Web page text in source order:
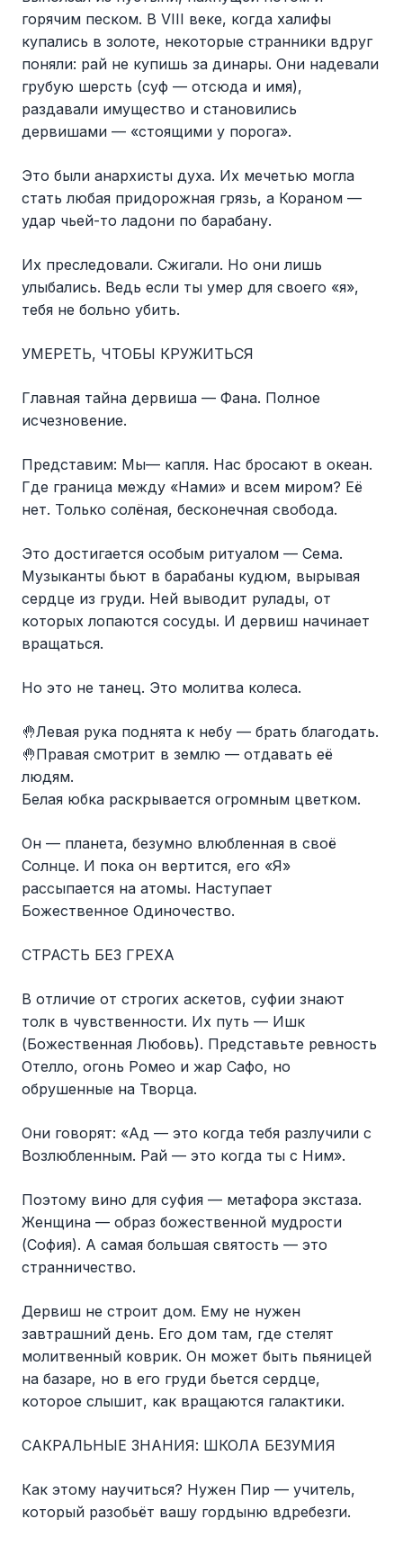
горячим песком. В VIII веке, когда халифы
купались в золоте, некоторые странники вдруг
поняли: рай не купишь за динары. Они надевали
грубую шерсть (суф — отсюда и имя),
раздавали имущество и становились
дервишами — «стоящими у порога».
Это были анархисты духа. Их мечетью могла
стать любая придорожная грязь, а Кораном —
удар чьей-то ладони по барабану.
Их преследовали. Сжигали. Но они лишь
улыбались. Ведь если ты умер для своего «я»,
тебя не больно убить.
УМЕРЕТЬ, ЧТОБЫ КРУЖИТЬСЯ
Главная тайна дервиша — Фана. Полное
исчезновение.
Представим: Мы— капля. Нас бросают в океан.
Где граница между «Нами» и всем миром? Её
нет. Только солёная, бесконечная свобода.
Это достигается особым ритуалом — Сема.
Музыканты бьют в барабаны кудюм, вырывая
сердце из груди. Ней выводит рулады, от
которых лопаются сосуды. И дервиш начинает
вращаться.
Но это не танец. Это молитва колеса.
🤚Левая рука поднята к небу — брать благодать.
🤚Правая смотрит в землю — отдавать её
людям.
Белая юбка раскрывается огромным цветком.
Он — планета, безумно влюбленная в своё
Солнце. И пока он вертится, его «Я»
рассыпается на атомы. Наступает
Божественное Одиночество.
СТРАСТЬ БЕЗ ГРЕХА
В отличие от строгих аскетов, суфии знают
толк в чувственности. Их путь — Ишк
(Божественная Любовь). Представьте ревность
Отелло, огонь Ромео и жар Сафо, но
обрушенные на Творца.
Они говорят: «Ад — это когда тебя разлучили с
Возлюбленным. Рай — это когда ты с Ним».
Поэтому вино для суфия — метафора экстаза.
Женщина — образ божественной мудрости
(София). А самая большая святость — это
странничество.
Дервиш не строит дом. Ему не нужен
завтрашний день. Его дом там, где стелят
молитвенный коврик. Он может быть пьяницей
на базаре, но в его груди бьется сердце,
которое слышит, как вращаются галактики.
САКРАЛЬНЫЕ ЗНАНИЯ: ШКОЛА БЕЗУМИЯ
Как этому научиться? Нужен Пир — учитель,
который разобьёт вашу гордыню вдребезги.